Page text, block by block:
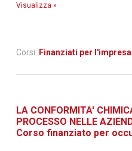
Visualizza »
Corsi: Finanziati per l'impresa
LA CONFORMITA'
PROCESSO NELLE
Corso finanziato per